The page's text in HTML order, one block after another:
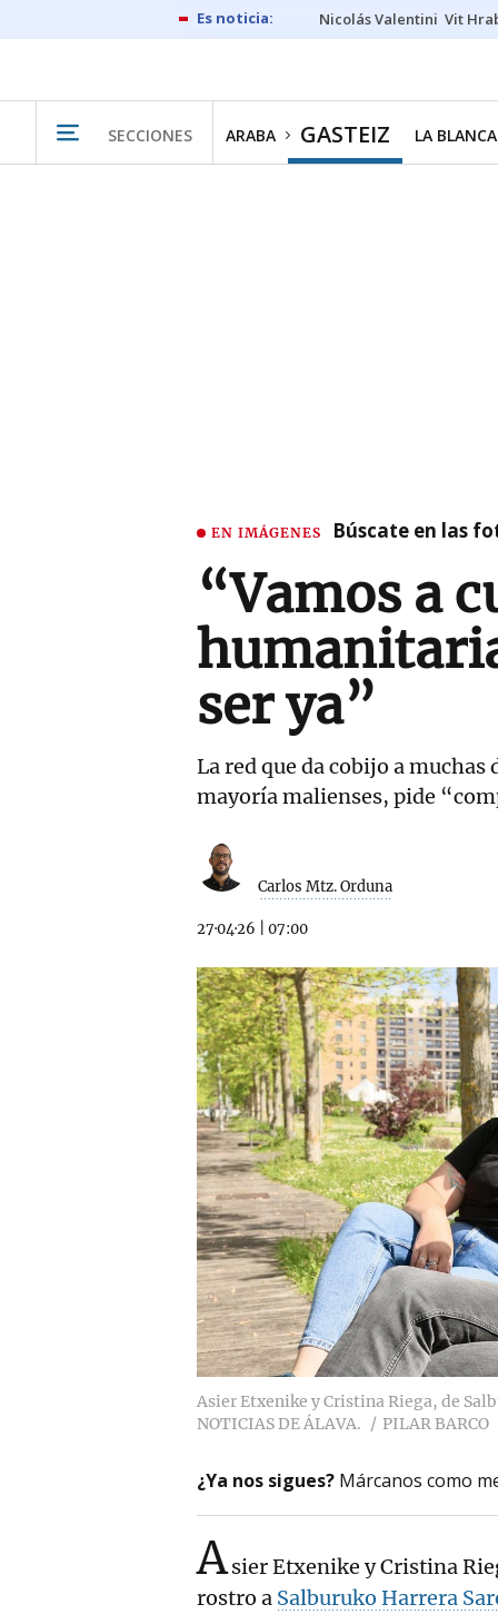
Nicolás Valentini Vit
SECCIONES ARABA GASTEIZ LA
EN IMÁGENES Búscate en las
“Vamos a
ser ya”
La red que da cobijo a
mayoría malienses, pide
Carlos Mtz. Orduna
27·04·26 07:00
Asier Etxenike y Cristina Riega, de
NOTICIAS DE ÁLAVA.
PILAR BARCO
¿Ya nos sigues? Márcanos como
Asier Etxenike y Cristina
rostro a Salburuko Harrera